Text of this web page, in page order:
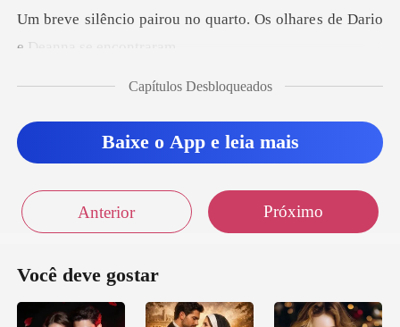
quarto. Os olhares de Dari
ça do nosso a
o à frente, D
Capítulos Desbloqueados
Baixe o App e leia mais
Anterior Próximo
Você deve gostar